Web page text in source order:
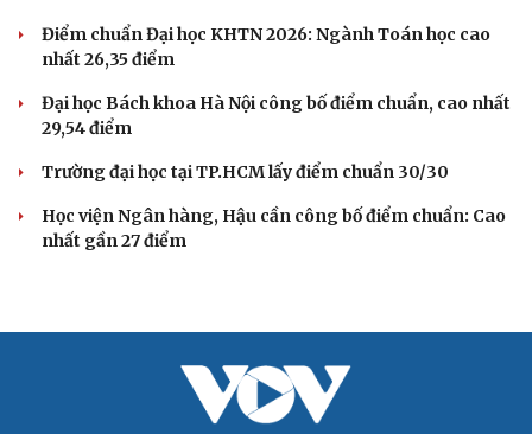
Điểm chuẩn Đại học KHTN 2026: Ngành Toán học cao
nhất 26,35 điểm
Đại học Bách khoa Hà Nội công bố điểm chuẩn, cao nhất
29,54 điểm
Trường đại học tại TP.HCM lấy điểm chuẩn 30/30
Học viện Ngân hàng, Hậu cần công bố điểm chuẩn: Cao
nhất gần 27 điểm